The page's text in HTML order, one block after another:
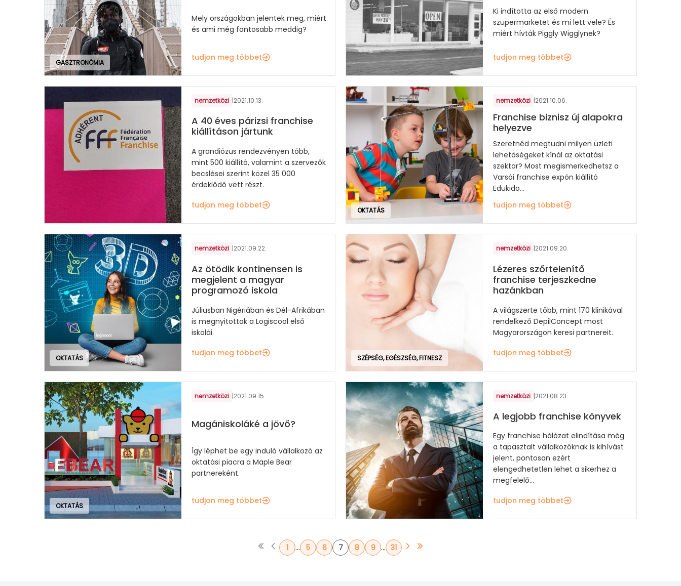
GASZTRONÓMIA
Mely országokban jelentek meg, miért
és ami még fontosabb meddig?
tudjon meg többet
Ki indította az első modern
szupermarketet és mi lett vele? És
miért hívták Piggly Wigglynek?
tudjon meg többet
nemzetközi |2021.10.13.
A 40 éves párizsi franchise
kiállításon jártunk
A grandiózus rendezvényen több,
mint 500 kiállító, valamint a szervezők
becslései szerint közel 35 000
érdeklődő vett részt.
tudjon meg többet
OKTATÁS
nemzetközi |2021.10.06.
Franchise biznisz új alapokra
helyezve
Szeretnéd megtudni milyen üzleti
lehetőségeket kínál az oktatási
szektor? Most megismerkedhetsz a
Varsói franchise expón kiállító
Edukido...
tudjon meg többet
OKTATÁS
nemzetközi |2021.09.22.
Az ötödik kontinensen is
megjelent a magyar
programozó iskola
Júliusban Nigériában és Dél-Afrikában
is megnyitottak a Logiscool első
iskolái.
tudjon meg többet
SZÉPSÉG, EGÉSZSÉG, FITNESZ
nemzetközi |2021.09.20.
Lézeres szőrtelenítő
franchise terjeszkedne
hazánkban
A világszerte több, mint 170 klinikával
rendelkező DepilConcept most
Magyarországon keresi partnereit.
tudjon meg többet
OKTATÁS
nemzetközi |2021.09.15.
Magániskoláké a jövő?
Így léphet be egy induló vállalkozó az
oktatási piacra a Maple Bear
partnereként.
tudjon meg többet
nemzetközi |2021.08.23.
A legjobb franchise könyvek
Egy franchise hálózat elindítása még
a tapasztalt vállalkozóknak is kihívást
jelent, pontosan ezért
elengedhetetlen lehet a sikerhez a
megfelelő...
tudjon meg többet
1 ... 5 6 7 8 9 ... 31